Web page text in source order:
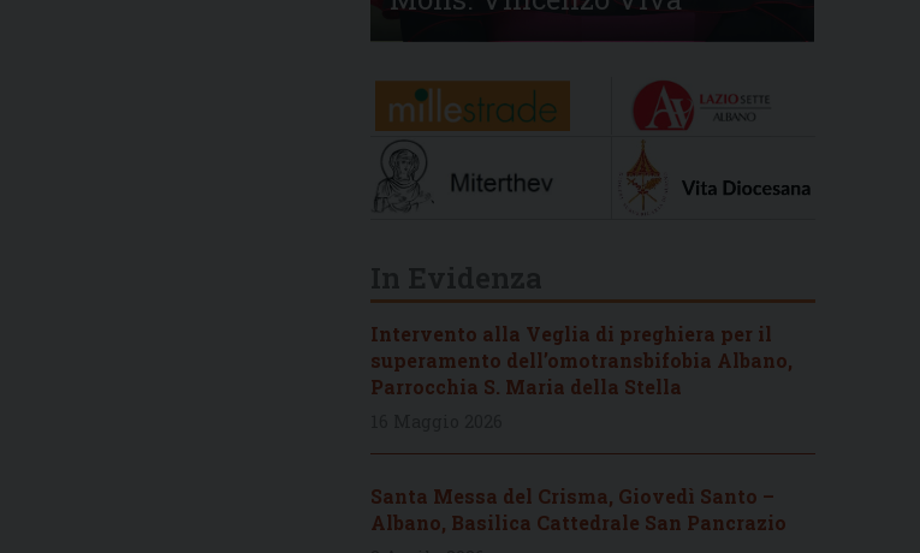
Intervento alla Veglia di preghiera per il
superamento dell’omotransbifobia Albano,
Parrocchia S. Maria della Stella
Santa Messa del Crisma, Giovedì Santo –
Albano, Basilica Cattedrale San Pancrazio